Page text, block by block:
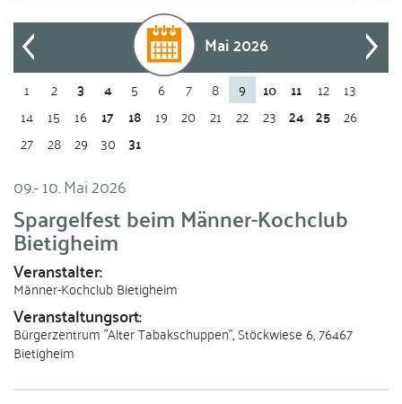
Mai 2026
1 2 3 4 5 6 7 8 9 10 11 12
13
14
15 16 17 18 19 20 21 22 23 24 25 26
27
28 29 30 31
09.-10. Mai 2026
Spargelfest beim Männer-Kochclub
Bietigheim
Veranstalter
Männer-Kochclub Bietigheim
Veranstaltungsort
Bürgerzentrum "Alter Tabakschuppen", Stöckwiese 6, 76467
Bietigheim